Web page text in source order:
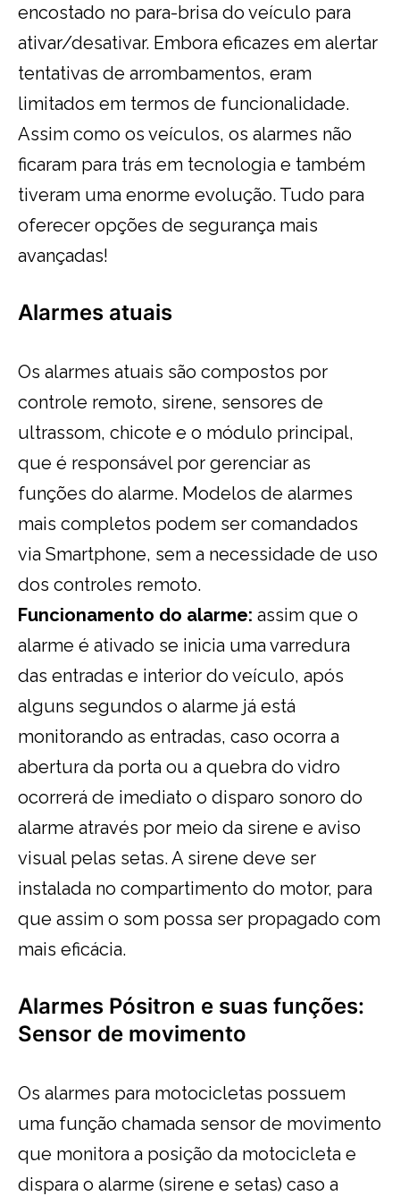
encostado no para-brisa do veículo para
ativar/desativar. Embora eficazes em alertar
tentativas de arrombamentos, eram
limitados em termos de funcionalidade.
Assim como os veículos, os alarmes não
ficaram para trás em tecnologia e também
tiveram uma enorme evolução. Tudo para
oferecer opções de segurança mais
avançadas!
Alarmes atuais
Os alarmes atuais são compostos por
controle remoto, sirene, sensores de
ultrassom, chicote e o módulo principal,
que é responsável por gerenciar as
funções do alarme. Modelos de alarmes
mais completos podem ser comandados
via Smartphone, sem a necessidade de uso
dos controles remoto.
Funcionamento do alarme: assim que o
alarme é ativado se inicia uma varredura
das entradas e interior do veículo, após
alguns segundos o alarme já está
monitorando as entradas, caso ocorra a
abertura da porta ou a quebra do vidro
ocorrerá de imediato o disparo sonoro do
alarme através por meio da sirene e aviso
visual pelas setas. A sirene deve ser
instalada no compartimento do motor, para
que assim o som possa ser propagado com
mais eficácia.
Alarmes Pósitron e suas funções:
Sensor de movimento
Os alarmes para motocicletas possuem
uma função chamada sensor de movimento
que monitora a posição da motocicleta e
dispara o alarme (sirene e setas) caso a